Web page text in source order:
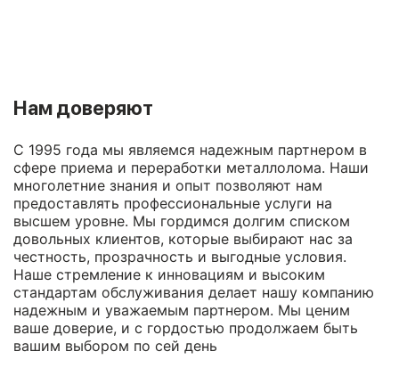
Нам доверяют
С 1995 года мы являемся надежным партнером в
сфере приема и переработки металлолома. Наши
многолетние знания и опыт позволяют нам
предоставлять профессиональные услуги на
высшем уровне. Мы гордимся долгим списком
довольных клиентов, которые выбирают нас за
честность, прозрачность и выгодные условия.
Наше стремление к инновациям и высоким
стандартам обслуживания делает нашу компанию
надежным и уважаемым партнером. Мы ценим
ваше доверие, и с гордостью продолжаем быть
вашим выбором по сей день